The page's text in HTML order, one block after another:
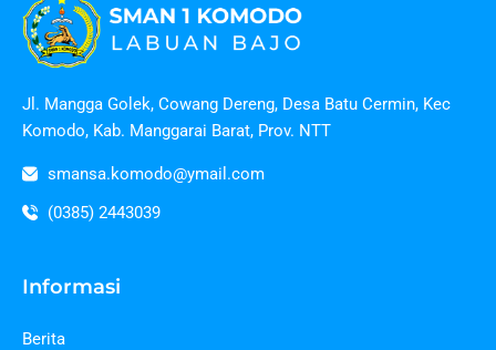
Jl. Mangga Golek, Cowang Dereng, Desa Batu Cermin, Kec
Komodo, Kab. Manggarai Barat, Prov. NTT
smansa.komodo@ymail.com
(0385) 2443039
Informasi
Berita